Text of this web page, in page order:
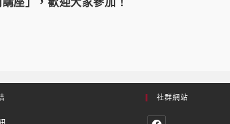
座」，歡迎大家參加！
社群網站